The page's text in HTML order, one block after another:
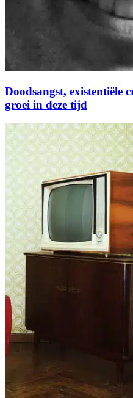
Doodsangst, existentiële
groei in deze tijd